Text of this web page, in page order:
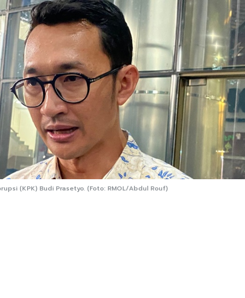
(KPK) Budi Prasetyo. (Foto: RMOL/Abdul Rouf)